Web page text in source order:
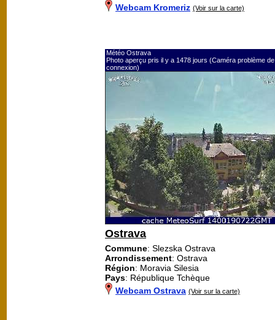
Webcam Kromeriz (Voir sur la carte)
Météo Ostrava
Photo aperçu pris il y a 1478 jours (Caméra problème de
connexion)
Ostrava
Commune: Slezska Ostrava
Arrondissement: Ostrava
Région: Moravia Silesia
Pays: République Tchèque
Webcam Ostrava (Voir sur la carte)